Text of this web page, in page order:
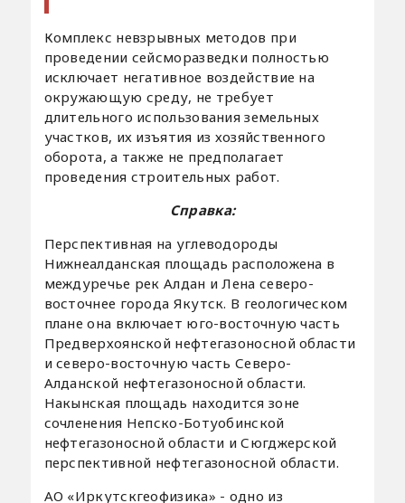
Комплекс невзрывных методов при
проведении сейсморазведки полностью
исключает негативное воздействие на
окружающую среду, не требует
длительного использования земельных
участков, их изъятия из хозяйственного
оборота, а также не предполагает
проведения строительных работ.
Справка:
Перспективная на углеводороды
Нижнеалданская площадь расположена в
междуречье рек Алдан и Лена северо-
восточнее города Якутск. В геологическом
плане она включает юго-восточную часть
Предверхоянской нефтегазоносной области
и северо-восточную часть Северо-
Алданской нефтегазоносной области.
Накынская площадь находится зоне
сочленения Непско-Ботуобинской
нефтегазоносной области и Сюгджерской
перспективной нефтегазоносной области.
АО «Иркутскгеофизика» - одно из